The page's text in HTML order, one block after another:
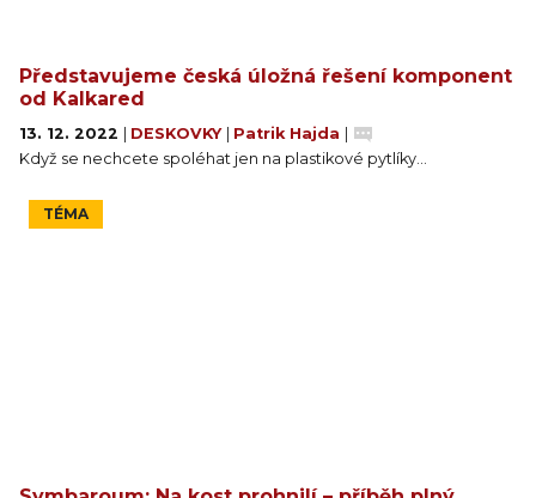
Představujeme česká úložná řešení komponent
od Kalkared
13. 12. 2022 DESKOVKY Patrik Hajda
Když se nechcete spoléhat jen na plastikové pytlíky…
TÉMA